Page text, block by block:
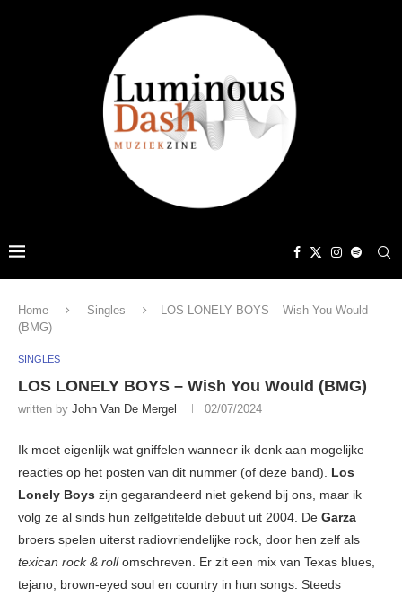
Home Singles
LOS LONELY BOYS – Wish You Would
(BMG)
SINGLES
LOS LONELY BOYS – Wish You Would (BMG)
written by John Van De Mergel 02/07/2024
Ik moet eigenlijk wat gniffelen wanneer ik denk aan mogelijke
reacties op het posten van dit nummer (of deze band). Los
Lonely Boys zijn gegarandeerd niet gekend bij ons, maar ik
volg ze al sinds hun zelfgetitelde debuut uit 2004. De Garza
broers spelen uiterst radiovriendelijke rock, door hen zelf als
texican rock & rollomschreven. Er zit een mix van Texas blues,
tejano, brown-eyed soul en country in hun songs. Steeds